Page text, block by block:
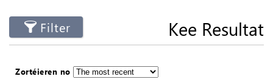
Filter Kee Resultat
Zortéieren no